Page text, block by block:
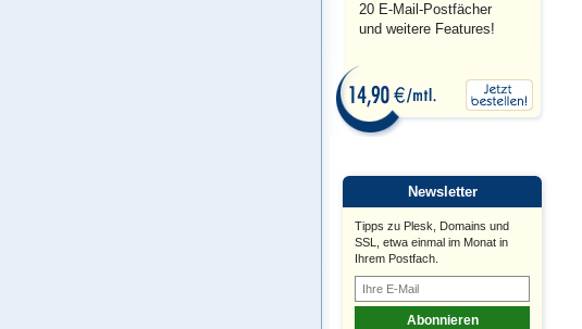
20 E-Mail-Postfächer
und weitere Features!
Newsletter
Tipps zu Plesk, Domains und
SSL, etwa einmal im Monat in
Ihrem Postfach.
Abonnieren